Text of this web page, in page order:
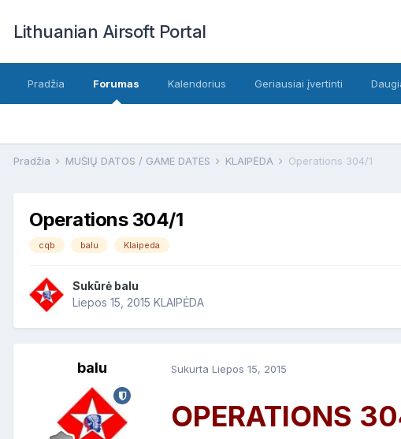
Lithuanian Airsoft Portal
Pradžia Forumas Kalendorius Geriausiai įvertinti
Pradžia MŪŠIŲ DATOS / GAME DATES KLAIPĖDA Operations 304/1
Operations 304/1
cqb balu Klaipeda
Sukūrė balu
Liepos 15, 2015 KLAIPĖDA
balu Sukurta Liepos 15, 2015
OPERATIONS